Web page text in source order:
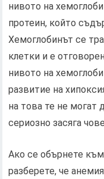
нивото на
протеин, който
Хемоглобинът се
клетки и е
нивото на
развитие на
на това те не могат
сериозно засяга
Ако се обърнете
разберете, че